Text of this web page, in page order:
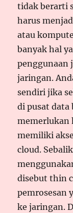
tidak berarti
harus
atau
banyak hal
penggunaan
jaringan.
sendiri jika
di pusat data
memerlukan
memiliki
cloud.
disebut thin
pemrosesan
ke jaringan.